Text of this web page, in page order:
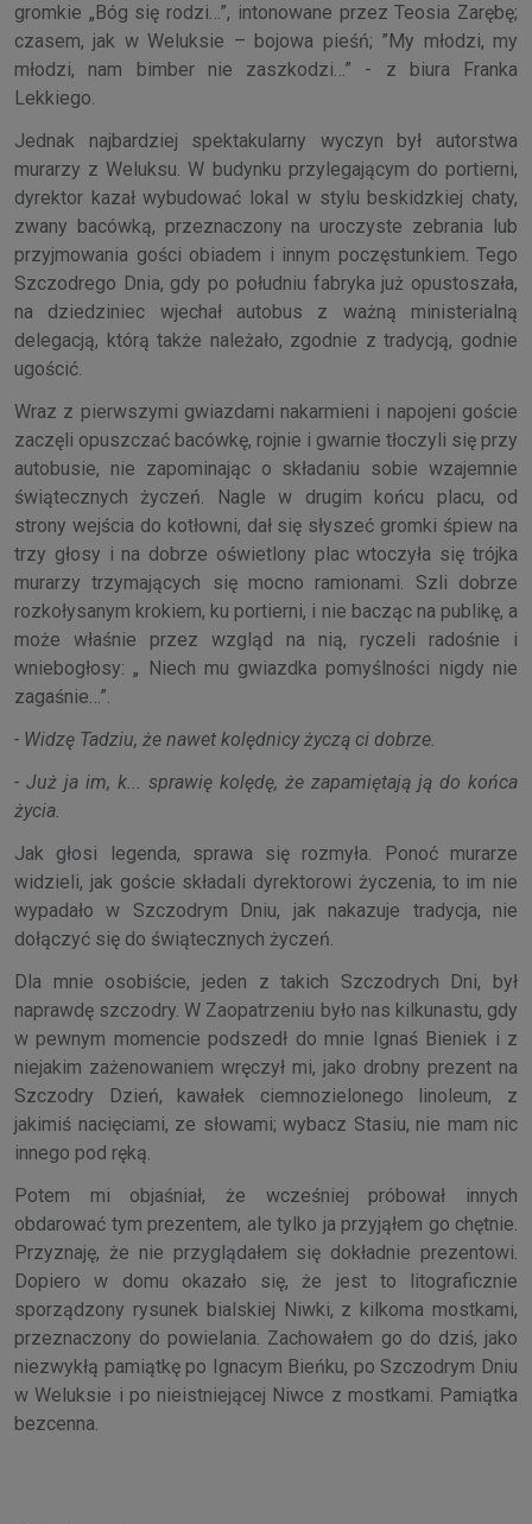
gromkie „Bóg się rodzi…”, intonowane przez Teosia Zarębę;
czasem, jak w Weluksie – bojowa pieśń; ”My młodzi, my
młodzi, nam bimber nie zaszkodzi…” - z biura Franka
Lekkiego.
Jednak najbardziej spektakularny wyczyn był autorstwa
murarzy z Weluksu. W budynku przylegającym do portierni,
dyrektor kazał wybudować lokal w stylu beskidzkiej chaty,
zwany bacówką, przeznaczony na uroczyste zebrania lub
przyjmowania gości obiadem i innym poczęstunkiem. Tego
Szczodrego Dnia, gdy po południu fabryka już opustoszała,
na dziedziniec wjechał autobus z ważną ministerialną
delegacją, którą także należało, zgodnie z tradycją, godnie
ugościć.
Wraz z pierwszymi gwiazdami nakarmieni i napojeni goście
zaczęli opuszczać bacówkę, rojnie i gwarnie tłoczyli się przy
autobusie, nie zapominając o składaniu sobie wzajemnie
świątecznych życzeń. Nagle w drugim końcu placu, od
strony wejścia do kotłowni, dał się słyszeć gromki śpiew na
trzy głosy i na dobrze oświetlony plac wtoczyła się trójka
murarzy trzymających się mocno ramionami. Szli dobrze
rozkołysanym krokiem, ku portierni, i nie bacząc na publikę, a
może właśnie przez wzgląd na nią, ryczeli radośnie i
wniebogłosy: „ Niech mu gwiazdka pomyślności nigdy nie
zagaśnie…”.
- Widzę Tadziu, że nawet kolędnicy życzą ci dobrze.
- Już ja im, k... sprawię kolędę, że zapamiętają ją do końca
życia.
Jak głosi legenda, sprawa się rozmyła. Ponoć murarze
widzieli, jak goście składali dyrektorowi życzenia, to im nie
wypadało w Szczodrym Dniu, jak nakazuje tradycja, nie
dołączyć się do świątecznych życzeń.
Dla mnie osobiście, jeden z takich Szczodrych Dni, był
naprawdę szczodry. W Zaopatrzeniu było nas kilkunastu, gdy
w pewnym momencie podszedł do mnie Ignaś Bieniek i z
niejakim zażenowaniem wręczył mi, jako drobny prezent na
Szczodry Dzień, kawałek ciemnozielonego linoleum, z
jakimiś nacięciami, ze słowami; wybacz Stasiu, nie mam nic
innego pod ręką.
Potem mi objaśniał, że wcześniej próbował innych
obdarować tym prezentem, ale tylko ja przyjąłem go chętnie.
Przyznaję, że nie przyglądałem się dokładnie prezentowi.
Dopiero w domu okazało się, że jest to litograficznie
sporządzony rysunek bialskiej Niwki, z kilkoma mostkami,
przeznaczony do powielania. Zachowałem go do dziś, jako
niezwykłą pamiątkę po Ignacym Bieńku, po Szczodrym Dniu
w Weluksie i po nieistniejącej Niwce z mostkami. Pamiątka
bezcenna.